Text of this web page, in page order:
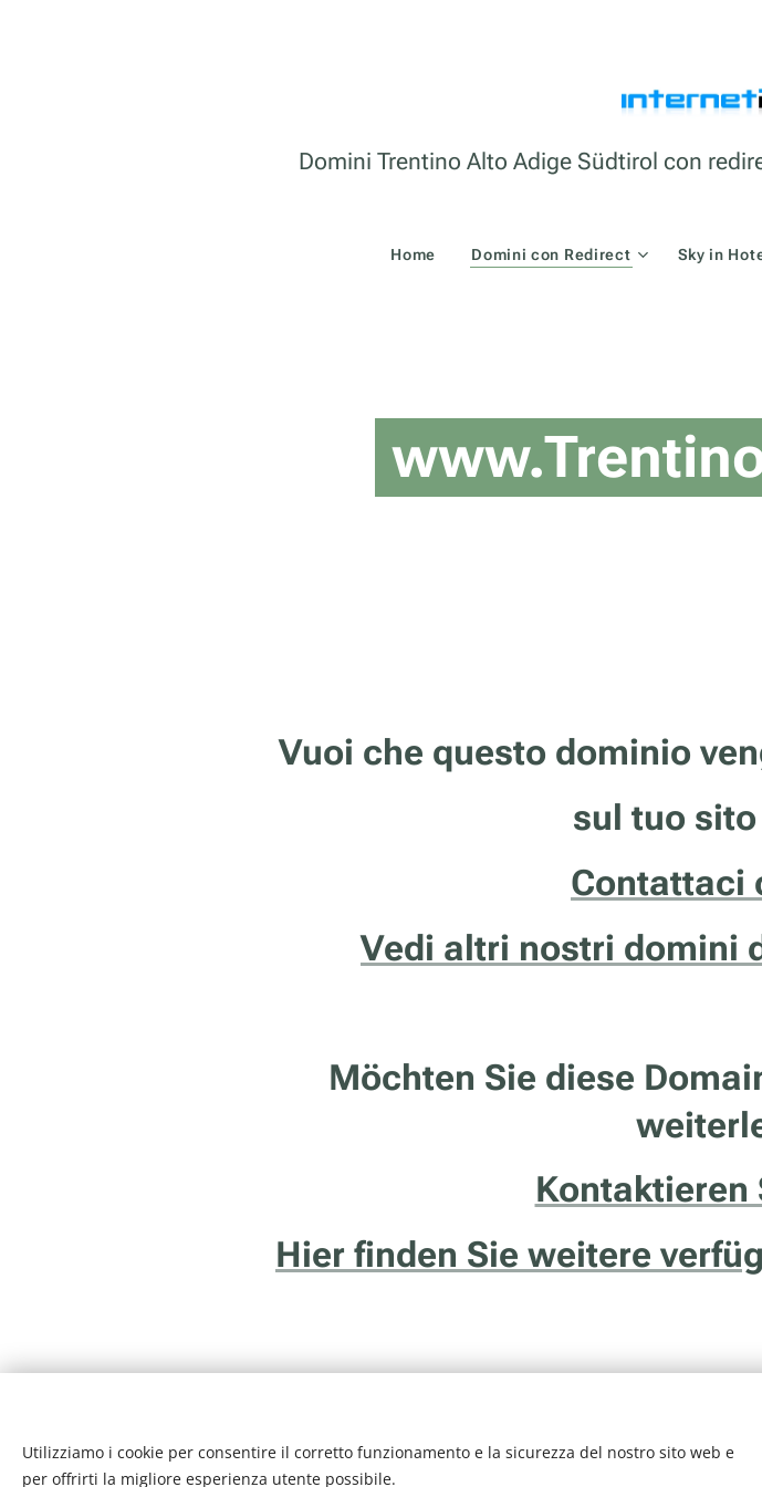
Domini Trentino Alto Adige Südtirol con
Home Domini con Redirect Sky in
Vuoi che questo dominio
sul tuo
Contattaci
Vedi altri nostri domini
Möchten Sie diese
Kontaktieren
Hier finden Sie weitere
Utilizziamo i cookie per consentire il corretto funzionamento e la sicurezza del nostro sito web e
per offrirti la migliore esperienza utente possibile.